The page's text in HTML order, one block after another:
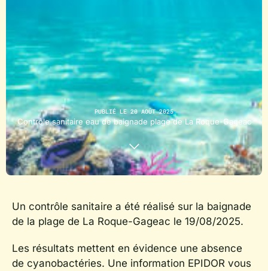
PUBLIÉ LE 20 AOÛT 2025
Contrôle sanitaire eau de baignade plage de La Roque-Gageac
Un contrôle sanitaire a été réalisé sur la baignade
de la plage de La Roque-Gageac le 19/08/2025.
Les résultats mettent en évidence une absence
de cyanobactéries. Une information EPIDOR vous